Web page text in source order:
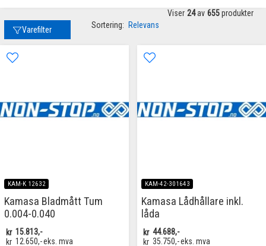
Varefilter Sortering: Relevans
Viser 24 av 655 produkter
KAM-K 12632
Kamasa Bladmått Tum
0.004-0.040
kr 15.813,-
kr 12.650,-eks. mva
KAM-42-301643
Kamasa Lådhållare inkl.
låda
kr 44.688,-
kr 35.750,-eks. mva